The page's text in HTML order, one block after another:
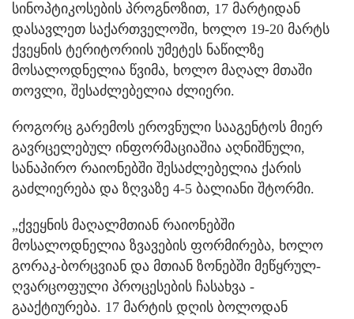
სინოპტიკოსების პროგნოზით, 17 მარტიდან
დასავლეთ საქართველოში, ხოლო 19-20 მარტს
ქვეყნის ტერიტორიის უმეტეს ნაწილზე
მოსალოდნელია წვიმა, ხოლო მაღალ მთაში
თოვლი, შესაძლებელია ძლიერი.
როგორც გარემოს ეროვნული სააგენტოს მიერ
გავრცელებულ ინფორმაციაშია აღნიშნული,
სანაპირო რაიონებში შესაძლებელია ქარის
გაძლიერება და ზღვაზე 4-5 ბალიანი შტორმი.
„ქვეყნის მაღალმთიან რაიონებში
მოსალოდნელია ზვავების ფორმირება, ხოლო
გორაკ-ბორცვიან და მთიან ზონებში მეწყრულ-
ღვარცოფული პროცესების ჩასახვა -
გააქტიურება. 17 მარტის დღის ბოლოდან